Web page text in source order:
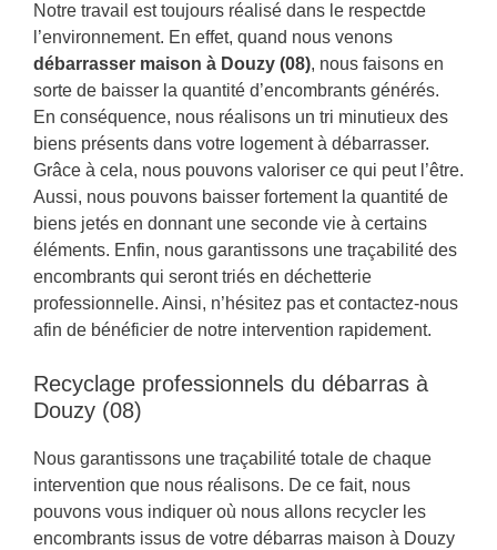
Notre travail est toujours réalisé dans le respectde
l’environnement. En effet, quand nous venons
débarrasser maison à Douzy (08), nous faisons en
sorte de baisser la quantité d’encombrants générés.
En conséquence, nous réalisons un tri minutieux des
biens présents dans votre logement à débarrasser.
Grâce à cela, nous pouvons valoriser ce qui peut l’être.
Aussi, nous pouvons baisser fortement la quantité de
biens jetés en donnant une seconde vie à certains
éléments. Enfin, nous garantissons une traçabilité des
encombrants qui seront triés en déchetterie
professionnelle. Ainsi, n’hésitez pas et contactez-nous
afin de bénéficier de notre intervention rapidement.
Recyclage professionnels du débarras à
Douzy (08)
Nous garantissons une traçabilité totale de chaque
intervention que nous réalisons. De ce fait, nous
pouvons vous indiquer où nous allons recycler les
encombrants issus de votre débarras maison à Douzy